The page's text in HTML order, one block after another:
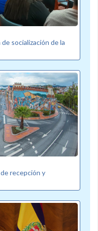
socialización de la
recepción y